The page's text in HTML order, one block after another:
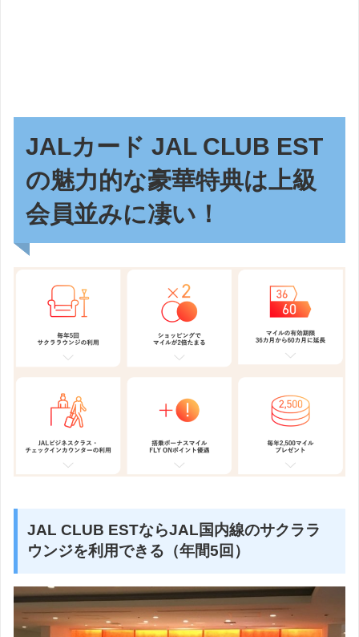
JALカード JAL CLUB EST
の魅力的な豪華特典は上級
会員並みに凄い！
JAL CLUB ESTならJAL国内線のサクララ
ウンジを利用できる（年間5回）